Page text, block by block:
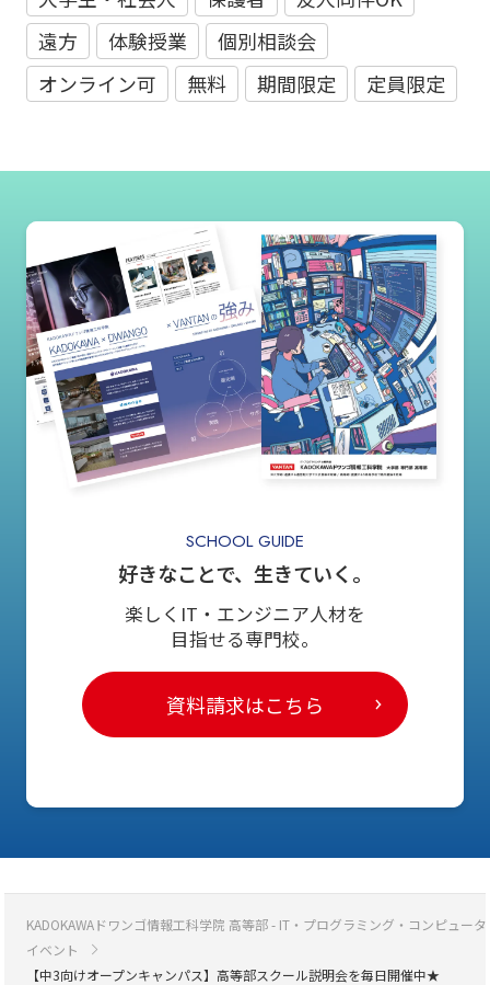
遠方
体験授業
個別相談会
オンライン可
無料 期間限定 定員限定
SCHOOL GUIDE
好きなことで、生きていく。
楽しくIT・エンジニア人材を
目指せる専門校。
資料請求はこちら
KADOKAWAドワンゴ情報工科学院 高等部 - IT・プログラミング・コンピュー
イベント
【中3向けオープンキャンパス】高等部スクール説明会を毎日開催中★